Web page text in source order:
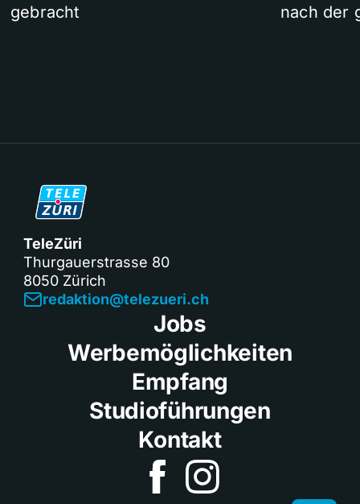
gebracht
nach der
TeleZüri
Thurgauerstrasse 80
8050 Zürich
redaktion@telezueri.ch
Jobs
Werbemöglichkeiten
Empfang
Studioführungen
Kontakt